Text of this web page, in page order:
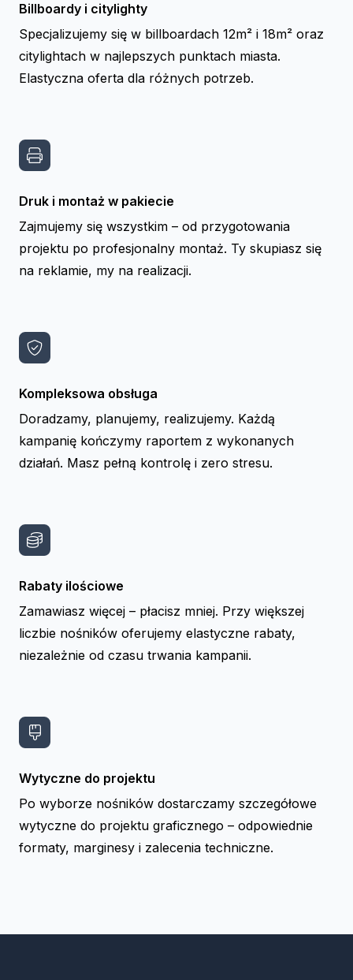
Billboardy i citylighty
Specjalizujemy się w billboardach 12m² i 18m² oraz
citylightach w najlepszych punktach miasta.
Elastyczna oferta dla różnych potrzeb.
Druk i montaż w pakiecie
Zajmujemy się wszystkim – od przygotowania
projektu po profesjonalny montaż. Ty skupiasz się
na reklamie, my na realizacji.
Kompleksowa obsługa
Doradzamy, planujemy, realizujemy. Każdą
kampanię kończymy raportem z wykonanych
działań. Masz pełną kontrolę i zero stresu.
Rabaty ilościowe
Zamawiasz więcej – płacisz mniej. Przy większej
liczbie nośników oferujemy elastyczne rabaty,
niezależnie od czasu trwania kampanii.
Wytyczne do projektu
Po wyborze nośników dostarczamy szczegółowe
wytyczne do projektu graficznego – odpowiednie
formaty, marginesy i zalecenia techniczne.